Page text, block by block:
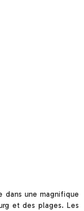
une magnifique
et des plages. Les